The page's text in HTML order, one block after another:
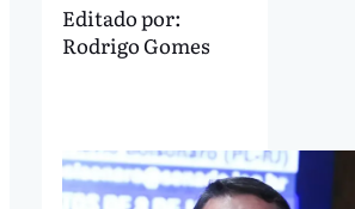
Editado por:
Rodrigo Gomes